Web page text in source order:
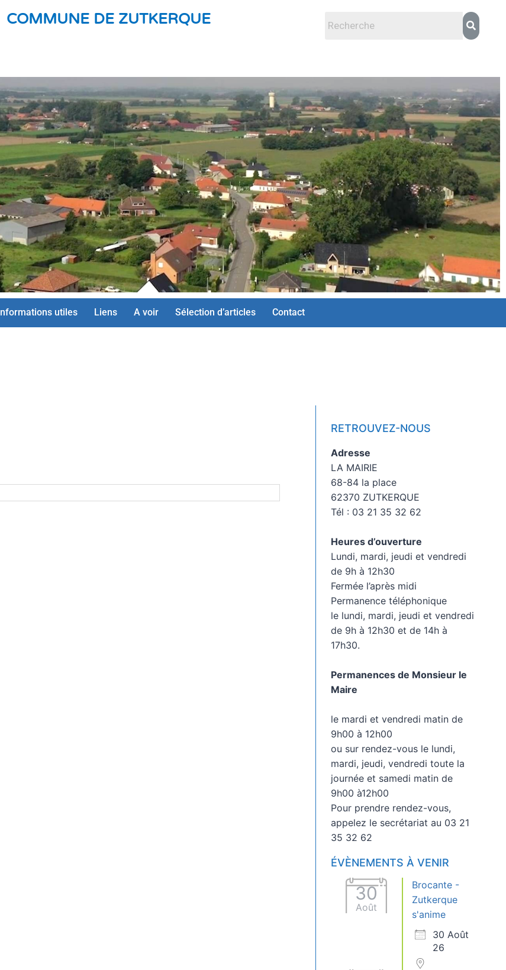
COMMUNE DE ZUTKERQUE
Informations utiles Liens A voir Sélection d’articles Contact
RETROUVEZ-NOUS
Adresse
LA MAIRIE
68-84 la place
62370 ZUTKERQUE
Tél : 03 21 35 32 62
Heures d’ouverture
Lundi, mardi, jeudi et vendredi
de 9h à 12h30
Fermée l’après midi
Permanence téléphonique
le lundi, mardi, jeudi et vendredi
de 9h à 12h30 et de 14h à
17h30.
Permanences de Monsieur le
Maire
le mardi et vendredi matin de
9h00 à 12h00
ou sur rendez-vous le lundi,
mardi, jeudi, vendredi toute la
journée et samedi matin de
9h00 à12h00
Pour prendre rendez-vous,
appelez le secrétariat au 03 21
35 32 62
ÉVÈNEMENTS À VENIR
30
Août
Brocante -
Zutkerque
s'anime
30 Août
26